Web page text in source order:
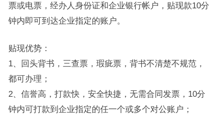
票或电票，经办人身份证和企业银行帐户，贴现款10分
钟内即可到达企业指定的账户。
贴现优势：
1、回头背书，三查票，瑕疵票，背书不清楚不规范，
都可办理；
2、信誉高，打款快，安全快捷，无需合同发票，10分
钟内可打款到企业指定的任一个或多个对公账户；